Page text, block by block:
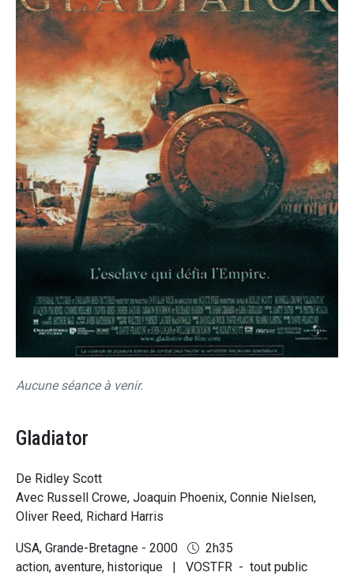
Aucune séance à venir.
Gladiator
De Ridley Scott
Avec Russell Crowe, Joaquin Phoenix, Connie Nielsen,
Oliver Reed, Richard Harris
USA, Grande-Bretagne - 2000
2h35
action, aventure, historique
| VOSTFR - tout public